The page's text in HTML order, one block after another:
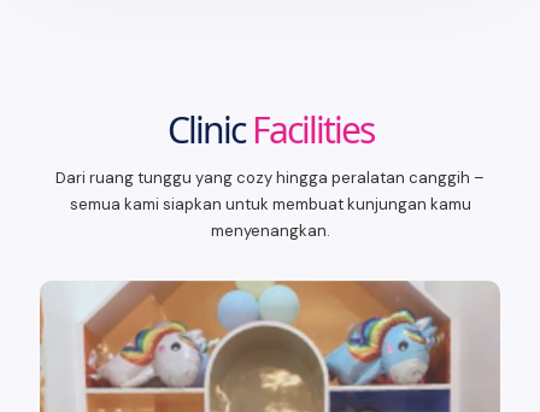
ClinicFacilities
Dari ruang tunggu yang cozy hingga peralatan canggih –
semua kami siapkan untuk membuat kunjungan kamu
menyenangkan.